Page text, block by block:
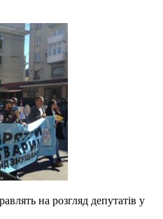
на розгляд депутатів у